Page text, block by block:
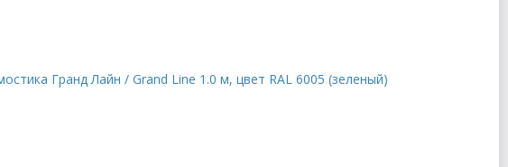
Гранд Лайн / Grand Line 1.0 м, цвет RAL 6005 (зеленый)